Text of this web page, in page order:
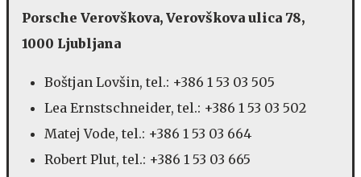
Porsche Verovškova, Verovškova ulica 78,
1000 Ljubljana
Boštjan Lovšin, tel.: +386 1 53 03 505
Lea Ernstschneider, tel.: +386 1 53 03 502
Matej Vode, tel.: +386 1 53 03 664
Robert Plut, tel.: +386 1 53 03 665